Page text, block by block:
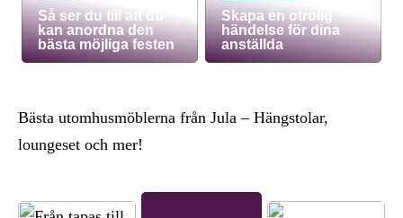
Så ser du till att du
kan anordna den
bästa möjliga festen
Skapa en otrolig
händelse för dina
anställda
Bästa utomhusmöblerna från Jula – Hängstolar,
loungeset och mer!